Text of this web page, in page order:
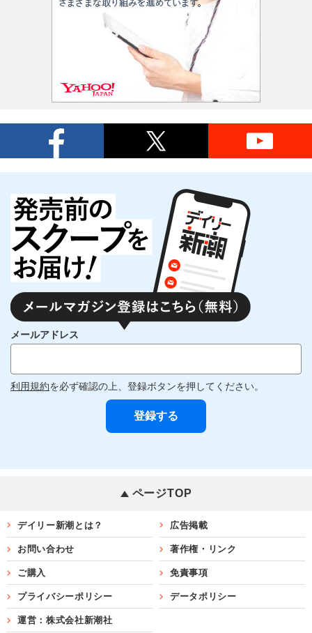
メールアドレス
利用規約を必ず確認の上、登録ボタンを押してください。
ページTOP
デイリー新潮とは？ 広告掲載
お問い合わせ 著作権・リンク
ご購入 免責事項
プライバシーポリシー データポリシー
運営：株式会社新潮社